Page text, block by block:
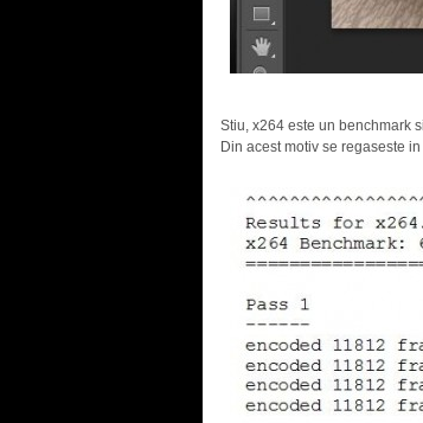
Stiu, x264 este un benchmark
Din acest motiv se regaseste